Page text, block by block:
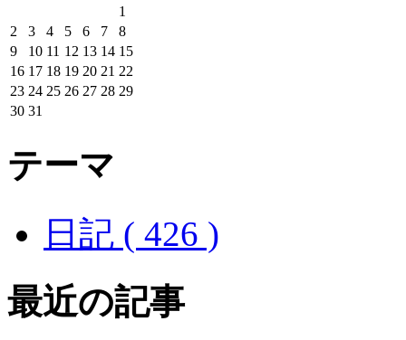
1
2
3 4 5 6 7
8
9
10 11 12 13 14 15
16 17 18 19 20 21 22
23 24 25 26 27 28 29
30 31
テーマ
日記 ( 426 )
最近の記事